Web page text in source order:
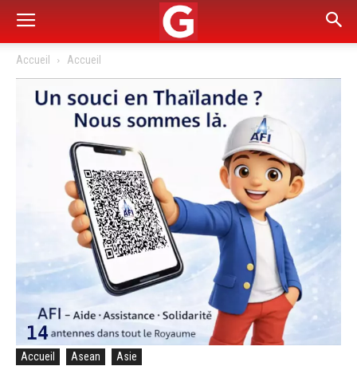
Accueil Accueil
Accueil Asean Asie